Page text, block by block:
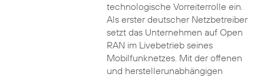
technologische Vorreiterrolle ein.
Als erster deutscher Netzbetreiber
setzt das Unternehmen auf Open
RAN im Livebetrieb seines
Mobilfunknetzes. Mit der offenen
und herstellerunabhängigen